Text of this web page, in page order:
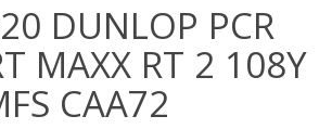
DUNLOP PCR
MAXX RT 2 108Y
CAA72